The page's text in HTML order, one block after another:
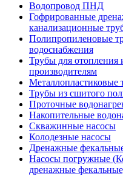
Водопровод ПНД
Гофрированные
канализационные
Полипропиленовые
водоснабжения
Трубы для отопления
производителям
Металлопластиковые
Трубы из сшитого
Проточные
Накопительные
Скважинные насосы
Колодезные насосы
Дренажные
Насосы погружные
дренажные